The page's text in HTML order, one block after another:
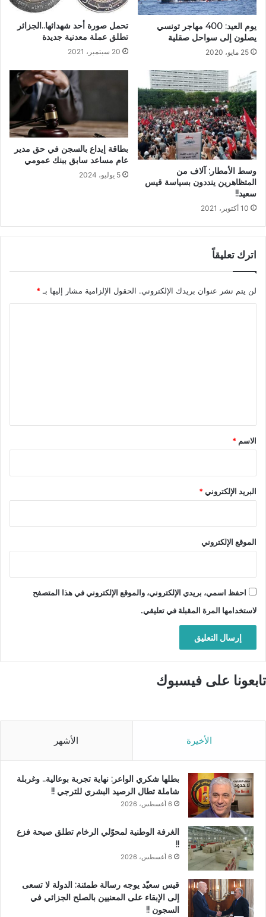
يوم العيد: 400 مهاجر تونسي
يصلون إلى سواحل صقلية
25 مايو، 2020
تحمل صورة أحد شهدائها..الجزائر
تطلق عملة معدنية جديدة
20 سبتمبر، 2021
وسط الأمطار: آلاف من
المتظاهرين ينددون بسياسة قيس
سعيد!!
10 أكتوبر، 2021
بطاقة إيداع بالسجن في حق مدير
عام مساعد سابق ببنك عمومي
5 يوليو، 2024
اترك تعليقاً
لن يتم نشر عنوان بريدك الإلكتروني. الحقول الإلزامية مشار إليها بـ *
*
الاسم *
البريد الإلكتروني*
الموقع الإلكتروني
احفظ اسمي، بريدي الإلكتروني، والموقع الإلكتروني في هذا المتصفح
لاستخدامها المرة المقبلة في تعليقي.
تابعونا على فيسبوك
الأخيرة الأشهر
بطلها شكري الواعر: نهاية تجربة بوعالية.. وغربلة
شاملة تطال الرصيد البشري للترجي !!
6 أغسطس، 2026
الغرفة الوطنية لمحوّلي الرخام تطلق صيحة فزع
!!
6 أغسطس، 2026
قيس سعيّد يوجه رسالة طمئنة: الدولة لا تسعى
إلى الإبقاء على المعنيين بالصلح الجزائي في
السجون !!